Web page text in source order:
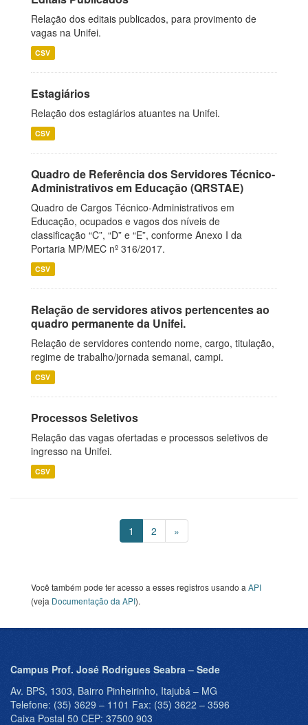
Relação dos editais publicados, para provimento de
vagas na Unifei.
CSV
Estagiários
Relação dos estagiários atuantes na Unifei.
CSV
Quadro de Referência dos Servidores Técnico-
Administrativos em Educação (QRSTAE)
Quadro de Cargos Técnico-Administrativos em
Educação, ocupados e vagos dos níveis de
classificação “C”, “D” e “E”, conforme Anexo I da
Portaria MP/MEC nº 316/2017.
CSV
Relação de servidores ativos pertencentes ao
quadro permanente da Unifei.
Relação de servidores contendo nome, cargo, titulação,
regime de trabalho/jornada semanal, campi.
CSV
Processos Seletivos
Relação das vagas ofertadas e processos seletivos de
ingresso na Unifei.
CSV
1 2 »
Você também pode ter acesso a esses registros usando a API
(veja Documentação da API).
Campus Prof. José Rodrigues Seabra – Sede
Av. BPS, 1303, Bairro Pinheirinho, Itajubá – MG
Telefone: (35) 3629 – 1101 Fax: (35) 3622 – 3596
Caixa Postal 50 CEP: 37500 903